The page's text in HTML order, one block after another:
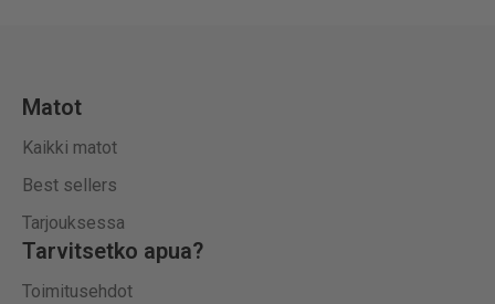
Matot
Kaikki matot
Best sellers
Tarjouksessa
Tarvitsetko apua?
Toimitusehdot